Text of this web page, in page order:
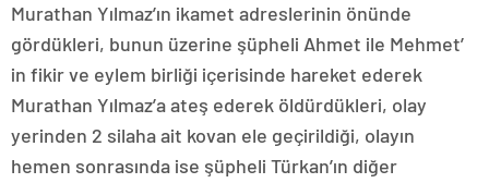
Murathan Yılmaz’ın ikamet adreslerinin önünde
gördükleri, bunun üzerine şüpheli Ahmet ile Mehmet’
in fikir ve eylem birliği içerisinde hareket ederek
Murathan Yılmaz’a ateş ederek öldürdükleri, olay
yerinden 2 silaha ait kovan ele geçirildiği, olayın
hemen sonrasında ise şüpheli Türkan’ın diğer